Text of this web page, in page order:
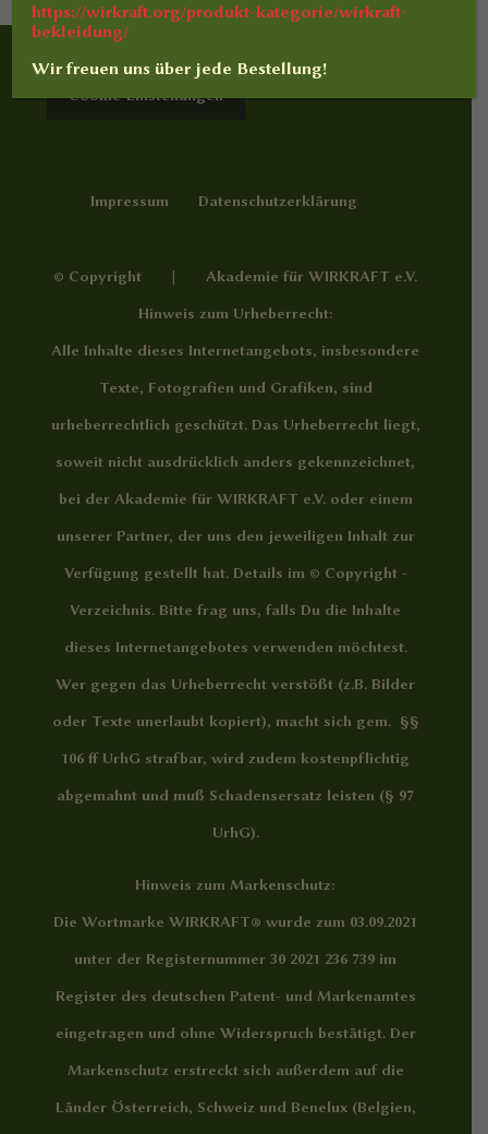
Cookie-Einstellungen
Impressum Datenschutzerklärung
© Copyright | Akademie für WIRKRAFT e.V.
Hinweis zum Urheberrecht:
Alle Inhalte dieses Internetangebots, insbesondere
Texte, Fotografien und Grafiken, sind
urheberrechtlich geschützt. Das Urheberrecht liegt,
soweit nicht ausdrücklich anders gekennzeichnet,
bei der Akademie für WIRKRAFT e.V. oder einem
unserer Partner, der uns den jeweiligen Inhalt zur
Verfügung gestellt hat. Details im © Copyright -
Verzeichnis. Bitte frag uns, falls Du die Inhalte
dieses Internetangebotes verwenden möchtest.
Wer gegen das Urheberrecht verstößt (z.B. Bilder
oder Texte unerlaubt kopiert), macht sich gem. §§
106 ff UrhG strafbar, wird zudem kostenpflichtig
abgemahnt und muß Schadensersatz leisten (§ 97
UrhG).
Hinweis zum Markenschutz:
Die Wortmarke WIRKRAFT® wurde zum 03.09.2021
unter der Registernummer 30 2021 236 739 im
Register des deutschen Patent- und Markenamtes
eingetragen und ohne Widerspruch bestätigt. Der
Markenschutz erstreckt sich außerdem auf die
Länder Österreich, Schweiz und Benelux (Belgien,
https://wirkraft.org/produkt-kategorie/wirkraft-
bekleidung/
Wir freuen uns über jede Bestellung!